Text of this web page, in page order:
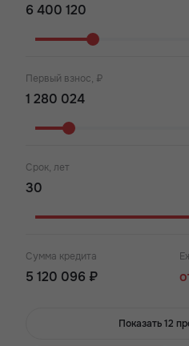
Первый взнос, ₽
Срок, лет
Сумма кредита
5 120 096 ₽
Показать 12